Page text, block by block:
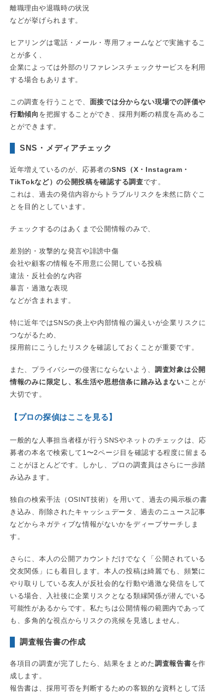
離職理由や退職時の状況
などが挙げられます。
ヒアリングは電話・メール・専用フォームなどで実施するこ
とが多く、
企業によっては外部のリファレンスチェックサービスを利用
する場合もあります。
この調査を行うことで、 面接では分からない現場での評価や
行動傾向を把握することができ、採用判断の精度を高めるこ
とができます。
SNS・メディアチェック
近年増えているのが、応募者のSNS（X・Instagram・
TikTokなど）の公開投稿を確認する調査です。
これは、過去の発信内容からトラブルリスクを未然に防ぐこ
とを目的としています。
チェックするのはあくまで公開情報のみで、
差別的・攻撃的な発言や誹謗中傷
会社や顧客の情報を不用意に公開している投稿
違法・反社会的な内容
暴言・過激な表現
などが含まれます。
特に近年ではSNSの炎上や内部情報の漏えいが企業リスクに
つながるため、
採用前にこうしたリスクを確認しておくことが重要です。
また、プライバシーの侵害にならないよう、 調査対象は公開
情報のみに限定し、私生活や思想信条に踏み込まないことが
大切です。
【プロの探偵はここを見る】
一般的な人事担当者様が行うSNSやネットのチェックは、応
募者の本名で検索して1〜2ページ目を確認する程度に留まる
ことがほとんどです。しかし、プロの調査員はさらに一歩踏
み込みます。
独自の検索手法（OSINT技術）を用いて、過去の掲示板の書
き込み、削除されたキャッシュデータ、過去のニュース記事
などからネガティブな情報がないかをディープサーチしま
す。
さらに、本人の公開アカウントだけでなく「公開されている
交友関係」にも着目します。本人の投稿は綺麗でも、頻繁に
やり取りしている友人が反社会的な行動や過激な発信をして
いる場合、入社後に企業リスクとなる類縁関係が潜んでいる
可能性があるからです。私たちは公開情報の範囲内であって
も、多角的な視点からリスクの兆候を見逃しません。
調査報告書の作成
各項目の調査が完了したら、結果をまとめた調査報告書を作
成します。
報告書は、採用可否を判断するための客観的な資料として活